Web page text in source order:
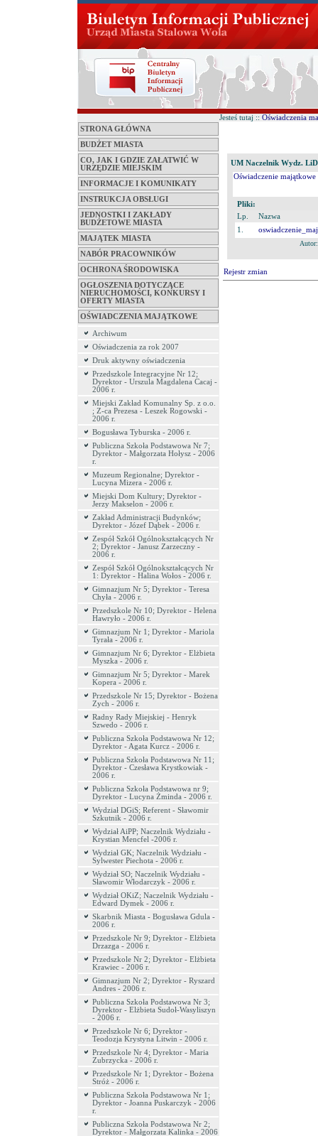
STRONA GŁÓWNA
BUDŻET MIASTA
CO, JAK I GDZIE ZAŁATWIĆ W
URZĘDZIE MIEJSKIM
INFORMACJE I KOMUNIKATY
INSTRUKCJA OBSŁUGI
JEDNOSTKI I ZAKŁADY
BUDŻETOWE MIASTA
MAJĄTEK MIASTA
NABÓR PRACOWNIKÓW
OCHRONA ŚRODOWISKA
OGŁOSZENIA DOTYCZĄCE
NIERUCHOMOŚCI, KONKURSY I
OFERTY MIASTA
OŚWIADCZENIA MAJĄTKOWE
Archiwum
Oświadczenia za rok 2007
Druk aktywny oświadczenia
Przedszkole Integracyjne Nr 12;
Dyrektor - Urszula Magdalena Cacaj -
2006 r.
Miejski Zakład Komunalny Sp. z o.o.
; Z-ca Prezesa - Leszek Rogowski -
2006 r.
Bogusława Tyburska - 2006 r.
Publiczna Szkoła Podstawowa Nr 7;
Dyrektor - Małgorzata Hołysz - 2006
r.
Muzeum Regionalne; Dyrektor -
Lucyna Mizera - 2006 r.
Miejski Dom Kultury; Dyrektor -
Jerzy Makselon - 2006 r.
Zakład Administracji Budynków;
Dyrektor - Józef Dąbek - 2006 r.
Zespół Szkół Ogólnokształcących Nr
2; Dyrektor - Janusz Zarzeczny -
2006 r.
Zespół Szkół Ogólnokształcących Nr
1: Dyrektor - Halina Wołos - 2006 r.
Gimnazjum Nr 5; Dyrektor - Teresa
Chyła - 2006 r.
Przedszkole Nr 10; Dyrektor - Helena
Hawryło - 2006 r.
Gimnazjum Nr 1; Dyrektor - Mariola
Tyrała - 2006 r.
Gimnazjum Nr 6; Dyrektor - Elżbieta
Myszka - 2006 r.
Gimnazjum Nr 5; Dyrektor - Marek
Kopera - 2006 r.
Przedszkole Nr 15; Dyrektor - Bożena
Zych - 2006 r.
Radny Rady Miejskiej - Henryk
Szwedo - 2006 r.
Publiczna Szkoła Podstawowa Nr 12;
Dyrektor - Agata Kurcz - 2006 r.
Publiczna Szkoła Podstawowa Nr 11;
Dyrektor - Czesława Krystkowiak -
2006 r.
Publiczna Szkoła Podstawowa nr 9;
Dyrektor - Lucyna Żminda - 2006 r.
Wydział DGiS; Referent - Sławomir
Szkutnik - 2006 r.
Wydział AiPP; Naczelnik Wydziału -
Krystian Mencfel -2006 r.
Wydział GK; Naczelnik Wydziału -
Sylwester Piechota - 2006 r.
Wydział SO; Naczelnik Wydziału -
Sławomir Włodarczyk - 2006 r.
Wydział OKiZ; Naczelnik Wydziału -
Edward Dymek - 2006 r.
Skarbnik Miasta - Bogusława Gdula -
2006 r.
Przedszkole Nr 9; Dyrektor - Elżbieta
Drzazga - 2006 r.
Przedszkole Nr 2; Dyrektor - Elżbieta
Krawiec - 2006 r.
Gimnazjum Nr 2; Dyrektor - Ryszard
Andres - 2006 r.
Publiczna Szkoła Podstawowa Nr 3;
Dyrektor - Elżbieta Sudoł-Wasyliszyn
- 2006 r.
Przedszkole Nr 6; Dyrektor -
Teodozja Krystyna Litwin - 2006 r.
Przedszkole Nr 4; Dyrektor - Maria
Zubrzycka - 2006 r.
Przedszkole Nr 1; Dyrektor - Bożena
Stróż - 2006 r.
Publiczna Szkoła Podstawowa Nr 1;
Dyrektor - Joanna Puskarczyk - 2006
r.
Publiczna Szkoła Podstawowa Nr 2;
Dyrektor - Małgorzata Kalinka - 2006
Jesteś tutaj :: Oświadczenia
UM Naczelnik Wydz.
Oświadczenie majątkowe
Pliki:
Lp.
Nazwa
1.
Rejestr zmian